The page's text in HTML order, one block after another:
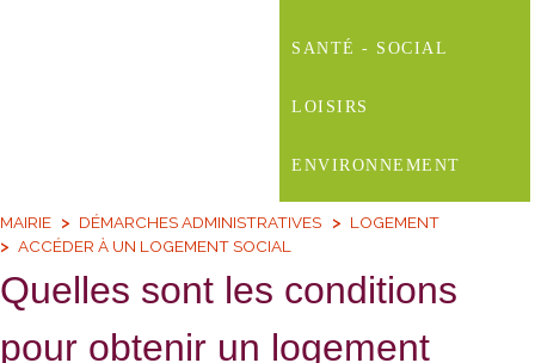
SANTÉ - SOCIAL
LOISIRS
ENVIRONNEMENT
MAIRIE DÉMARCHES ADMINISTRATIVES
LOGEMENT
ACCÉDER À UN LOGEMENT SOCIAL
Quelles sont les conditions
pour obtenir un logement